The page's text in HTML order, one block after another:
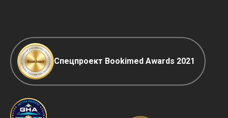
Спецпроект Bookimed Awards 2021